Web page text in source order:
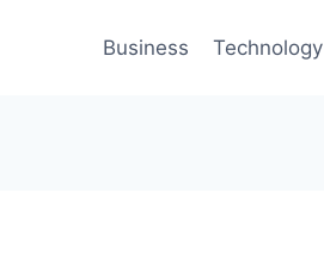
Business Technology